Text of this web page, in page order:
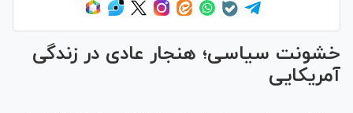
خشونت سیاسی؛ هنجار عادی در زندگی
آمریکایی